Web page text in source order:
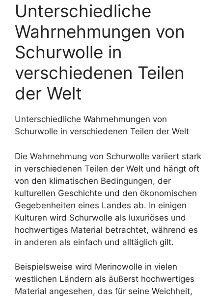
Unterschiedliche
Wahrnehmungen von
Schurwolle in
verschiedenen Teilen
der Welt
Unterschiedliche Wahrnehmungen von
Schurwolle in verschiedenen Teilen der Welt
Die Wahrnehmung von Schurwolle variiert stark
in verschiedenen Teilen der Welt und hängt oft
von den klimatischen Bedingungen, der
kulturellen Geschichte und den ökonomischen
Gegebenheiten eines Landes ab. In einigen
Kulturen wird Schurwolle als luxuriöses und
hochwertiges Material betrachtet, während es
in anderen als einfach und alltäglich gilt.
Beispielsweise wird Merinowolle in vielen
westlichen Ländern als äußerst hochwertiges
Material angesehen, das für seine Weichheit,